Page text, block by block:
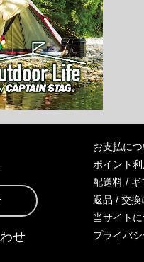
せ
お支払に
ポイント
配送料 / ギ
返品 / 交換
当サイト
プライバ